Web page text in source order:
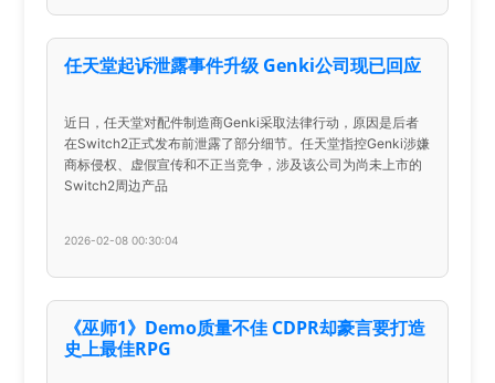
任天堂起诉泄露事件升级 Genki公司现已回应
近日，任天堂对配件制造商Genki采取法律行动，原因是后者
在Switch2正式发布前泄露了部分细节。任天堂指控Genki涉嫌
商标侵权、虚假宣传和不正当竞争，涉及该公司为尚未上市的
Switch2周边产品
2026-02-08 00:30:04
《巫师1》Demo质量不佳 CDPR却豪言要打造
史上最佳RPG